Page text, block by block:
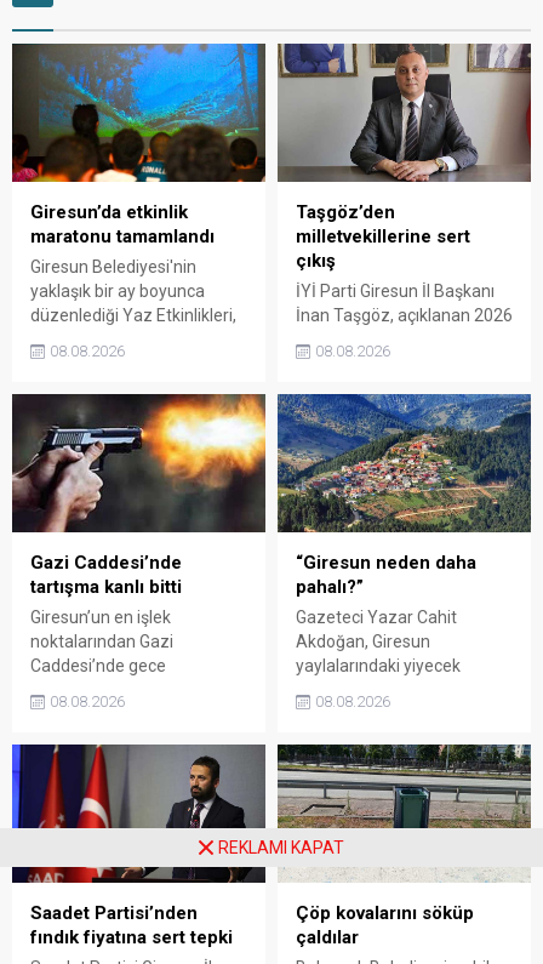
Giresun’da etkinlik
maratonu tamamlandı
Giresun Belediyesi'nin
yaklaşık bir ay boyunca
düzenlediği Yaz Etkinlikleri,
binlerce vatandaşı kültür,
sanat ve eğlenceyle
organizasyonun ardından
Kadın El Emeği Pazarı'nın
süresi de 16 Ağustos'a
kadar uzatıldı.
08.08.2026
Taşgöz’den
milletvekillerine sert
çıkış
İYİ Parti Giresun İl Başkanı
İnan Taşgöz, açıklanan 2026
yılı fındık alım fiyatı
üzerinden iktidar
eleştirdi. Taşgöz, üreticinin
emeğinin karşılığını
alamadığını savunarak,
Giresun milletvekillerini
sessiz kalmakla suçladı.
08.08.2026
Gazi Caddesi’nde
tartışma kanlı bitti
Giresun’un en işlek
noktalarından Gazi
Caddesi’nde gece
saatlerinde çıkan silahlı
kavgada A.E. ayağından
bölgede kısa süreli panik
yaşanırken polis geniş çaplı
soruşturma başlattı.
08.08.2026
“Giresun neden daha
pahalı?”
Gazeteci Yazar Cahit
Akdoğan, Giresun
yaylalarındaki yiyecek
fiyatlarının çevre illere göre
belirgin biçimde yüksek
Valiliği, Tarım ve Orman İl
Müdürlüğü ile ilgili kurumları
denetime çağırdı. Akdoğan,
yüzde 50’ye ulaşan fiyat
farklarının araştırılması
gerektiğini söyledi.
08.08.2026
Saadet Partisi’nden
fındık fiyatına sert tepki
Çöp kovalarını söküp
çaldılar
REKLAMI KAPAT